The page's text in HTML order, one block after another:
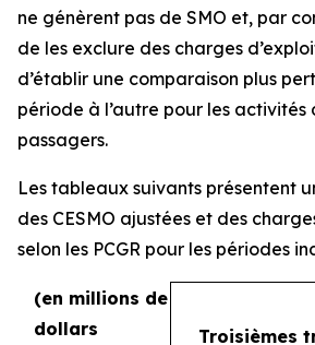
ne génèrent pas de SMO et, par
de les exclure des charges
d’établir une comparaison plus
période à l’autre pour les activités
passagers.
Les tableaux suivants présentent
des CESMO ajustées et des
selon les PCGR pour les périodes
(en millions de
dollars
Troisièmes